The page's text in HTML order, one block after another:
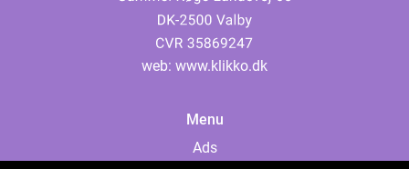
web: www.klikko.dk
Menu
Ads